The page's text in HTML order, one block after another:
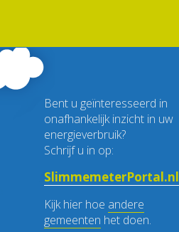
Bent u geïnteresseerd in
onafhankelijk inzicht in uw
energieverbruik?
Schrijf u in op:
SlimmemeterPortal.nl
Kijk hier hoe andere
gemeenten het doen.